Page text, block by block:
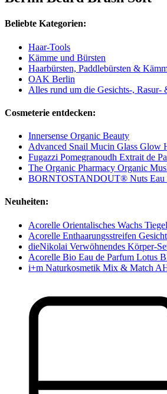
Beliebte Kategorien:
Haar-Tools
Kämme und Bürsten
Haarbürsten, Paddlebürsten &
OAK Berlin
Alles rund um die Gesichts-, Rasur-
Cosmeterie entdecken:
Innersense Organic Beauty
Advanced Snail Mucin Glass Glow
Fugazzi Pomegranoudh Extrait de
The Organic Pharmacy Organic
BORNTOSTANDOUT® Nuts Eau
Neuheiten:
Acorelle Orientalisches Wachs Tiegel
Acorelle Enthaarungsstreifen Gesicht
dieNikolai Verwöhnendes Körper-
Acorelle Bio Eau de Parfum Lotus
i+m Naturkosmetik Mix & Match